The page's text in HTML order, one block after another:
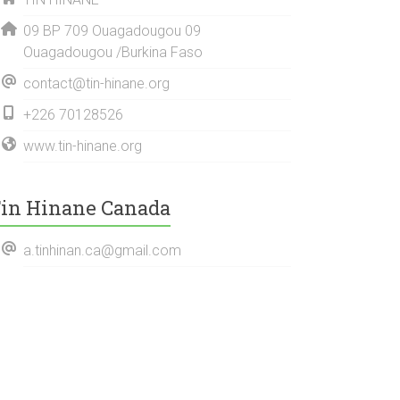
09 BP 709 Ouagadougou 09
Ouagadougou /Burkina Faso
contact@tin-hinane.org
+226 70128526
www.tin-hinane.org
Hinane Canada
a.tinhinan.ca@gmail.com